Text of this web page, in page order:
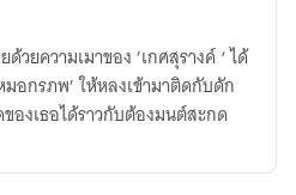
าของ ’เกศสุรางค์ ‘ ได้
เข้ามาติดกับดัก
องเธอได้ราวกับต้องมนต์สะกด